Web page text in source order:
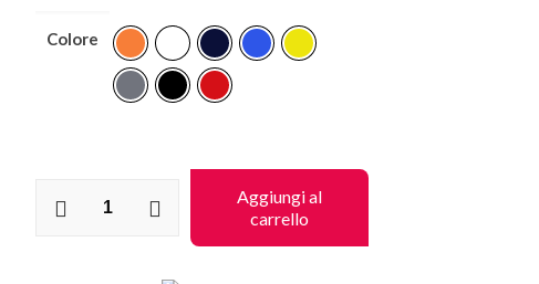
Colore
Cardigan
Aggiungi al
carrello